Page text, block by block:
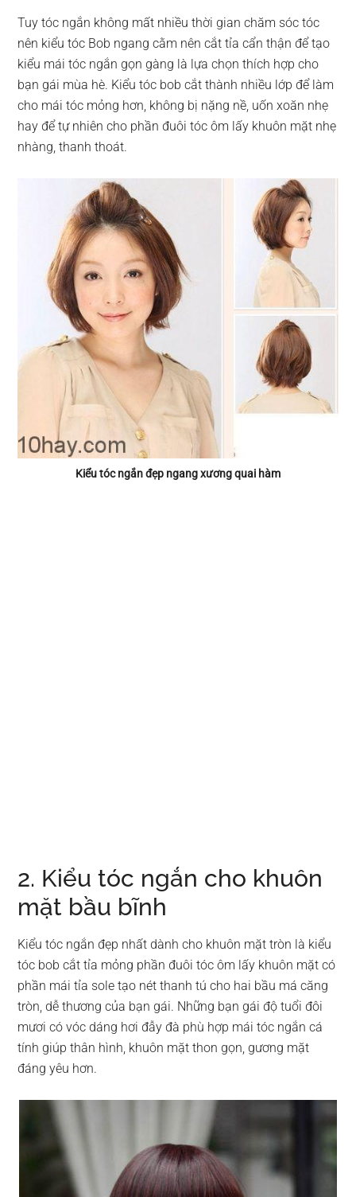
Tuy tóc ngắn không mất nhiều thời gian chăm sóc tóc
nên kiểu tóc Bob ngang cằm nên cắt tỉa cẩn thận để tạo
kiểu mái tóc ngắn gọn gàng là lựa chọn thích hợp cho
bạn gái mùa hè. Kiểu tóc bob cắt thành nhiều lớp để làm
cho mái tóc mỏng hơn, không bị nặng nề, uốn xoăn nhẹ
hay để tự nhiên cho phần đuôi tóc ôm lấy khuôn mặt nhẹ
nhàng, thanh thoát.
Kiểu tóc ngắn đẹp ngang xương quai hàm
2. Kiểu tóc ngắn cho khuôn
mặt bầu bĩnh
Kiểu tóc ngắn đẹp nhất dành cho khuôn mặt tròn là kiểu
tóc bob cắt tỉa mỏng phần đuôi tóc ôm lấy khuôn mặt có
phần mái tỉa sole tạo nét thanh tú cho hai bầu má căng
tròn, dễ thương của bạn gái. Những bạn gái độ tuổi đôi
mươi có vóc dáng hơi đẫy đà phù hợp mái tóc ngắn cá
tính giúp thân hình, khuôn mặt thon gọn, gương mặt
đáng yêu hơn.